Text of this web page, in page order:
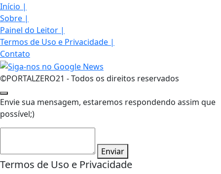
Início |
Sobre |
Painel do Leitor |
Termos de Uso e Privacidade |
Contato
©PORTALZERO21 - Todos os direitos reservados
Envie sua mensagem, estaremos respondendo assim que
possível;)
Enviar
Termos de Uso e Privacidade